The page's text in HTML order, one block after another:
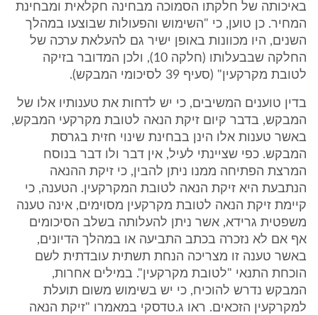
באיכותה של חלקתו הסמוכה מבחינה חקלאית ומבחינת
המחיר. כן טוען, כי "השימוש והפעולות שבוצעו במהלך
השנים, היו מכוונות באופן ישיר גם להעלאת ערכה של
החלקה שבבעלותו (חלקה 10), ולכן המדובר בזיקה
לטובת מקרקעין" (סעיף 39 לסיכומי המבקש).
בדין טוענים המשיבים, כי יש לדחות את טענותיו אלו של
המבקש, בדבר קיום זיקת הנאה לטובת מקרקעי המבקש,
באשר טענות אלו הינן בבחינת שינוי חזית בגרסת
המבקש. כפי שציינתי לעיל, אין דבר ולו דבר בנוסח
המרצת הפתיחה ממנו ניתן להבין, כי זיקת ההנאה
הנתבעת היא זיקת הנאה לטובת המקרקעין. הטענה, כי
קיימת זיקת הנאה לטובת מקרקעין מסוימים, אינה טענה
משפטית גרידא, אשר ניתן להעלותה בשלב הסיכומים
אף אם לא נזכרה בכתב התביעה או במהלך הדיונים,
באשר טענה זו מצריכה הנחת תשתית עובדתית לשם
הוכחת התנאי "לטובת מקרקעין". במילים אחרות,
המבקש נדרש להוכיח, כי יש בשימוש משום תועלת
למקרקעין הזכאים. ראו ג.טדסקי במאמרו "זיקת הנאה